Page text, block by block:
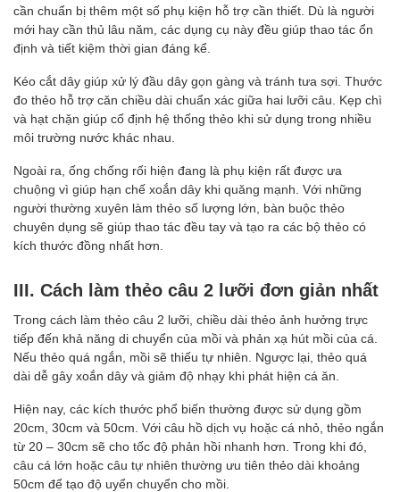
cần chuẩn bị thêm một số phụ kiện hỗ trợ cần thiết. Dù là người
mới hay cần thủ lâu năm, các dụng cụ này đều giúp thao tác ổn
định và tiết kiệm thời gian đáng kể.
Kéo cắt dây giúp xử lý đầu dây gọn gàng và tránh tưa sợi. Thước
đo thẻo hỗ trợ căn chiều dài chuẩn xác giữa hai lưỡi câu. Kẹp chì
và hạt chặn giúp cố định hệ thống thẻo khi sử dụng trong nhiều
môi trường nước khác nhau.
Ngoài ra, ống chống rối hiện đang là phụ kiện rất được ưa
chuộng vì giúp hạn chế xoắn dây khi quăng mạnh. Với những
người thường xuyên làm thẻo số lượng lớn, bàn buộc thẻo
chuyên dụng sẽ giúp thao tác đều tay và tạo ra các bộ thẻo có
kích thước đồng nhất hơn.
III. Cách làm thẻo câu 2 lưỡi đơn giản nhất
Trong cách làm thẻo câu 2 lưỡi, chiều dài thẻo ảnh hưởng trực
tiếp đến khả năng di chuyển của mồi và phản xạ hút mồi của cá.
Nếu thẻo quá ngắn, mồi sẽ thiếu tự nhiên. Ngược lại, thẻo quá
dài dễ gây xoắn dây và giảm độ nhạy khi phát hiện cá ăn.
Hiện nay, các kích thước phổ biến thường được sử dụng gồm
20cm, 30cm và 50cm. Với câu hồ dịch vụ hoặc cá nhỏ, thẻo ngắn
từ 20 – 30cm sẽ cho tốc độ phản hồi nhanh hơn. Trong khi đó,
câu cá lớn hoặc câu tự nhiên thường ưu tiên thẻo dài khoảng
50cm để tạo độ uyển chuyển cho mồi.